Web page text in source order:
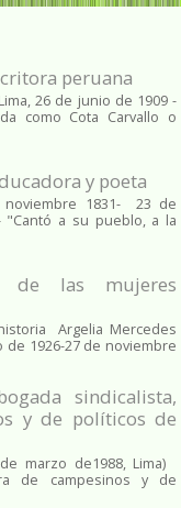
peruana
26 de junio de 1909 -
como Cota Carvallo o
y poeta
noviembre 1831- 23 de
"Cantó a su pueblo, a la
de las mujeres
Argelia Mercedes
de 1926-27 de noviembre
sindicalista,
y de políticos de
marzo de1988, Lima)
de campesinos y de